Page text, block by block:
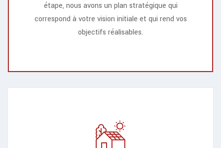
étape, nous avons un plan stratégique qui
correspond à votre vision initiale et qui rend vos
objectifs réalisables.